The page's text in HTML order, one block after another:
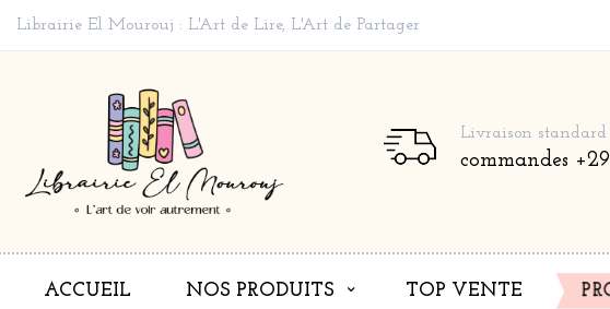
Librairie El Mourouj : L'Art de Lire, L'Art de Partager
Livraison
commandes
ACCUEIL NOS PRODUITS TOP VENTE